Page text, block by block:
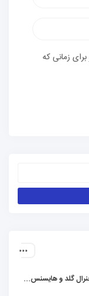
زمانی که
مقایسه کولر گازی گری و کریر و ال جی و جنرال گلد و هایسنس و مدیا و اجنرال